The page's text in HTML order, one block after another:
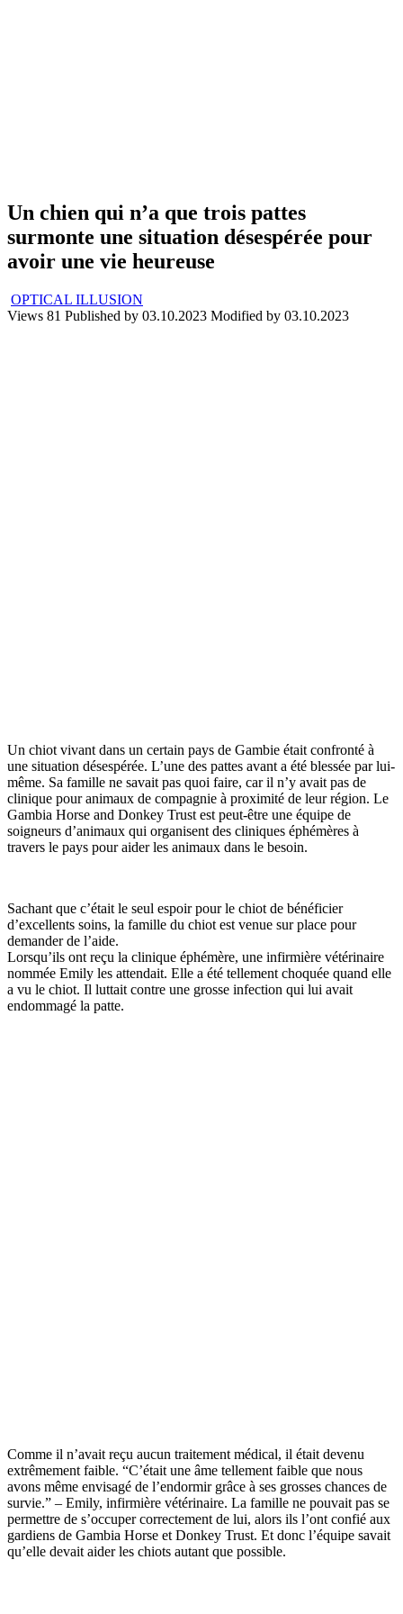
Un chien qui n’a que trois pattes
surmonte une situation désespérée pour
avoir une vie heureuse
OPTICAL ILLUSION
Views 81 Published by 03.10.2023 Modified by 03.10.2023
Un chiot vivant dans un certain pays de Gambie était confronté à
une situation désespérée. L’une des pattes avant a été blessée par lui-
même. Sa famille ne savait pas quoi faire, car il n’y avait pas de
clinique pour animaux de compagnie à proximité de leur région. Le
Gambia Horse and Donkey Trust est peut-être une équipe de
soigneurs d’animaux qui organisent des cliniques éphémères à
travers le pays pour aider les animaux dans le besoin.
Sachant que c’était le seul espoir pour le chiot de bénéficier
d’excellents soins, la famille du chiot est venue sur place pour
demander de l’aide.
Lorsqu’ils ont reçu la clinique éphémère, une infirmière vétérinaire
nommée Emily les attendait. Elle a été tellement choquée quand elle
a vu le chiot. Il luttait contre une grosse infection qui lui avait
endommagé la patte.
Comme il n’avait reçu aucun traitement médical, il était devenu
extrêmement faible. “C’était une âme tellement faible que nous
avons même envisagé de l’endormir grâce à ses grosses chances de
survie.” – Emily, infirmière vétérinaire. La famille ne pouvait pas se
permettre de s’occuper correctement de lui, alors ils l’ont confié aux
gardiens de Gambia Horse et Donkey Trust. Et donc l’équipe savait
qu’elle devait aider les chiots autant que possible.